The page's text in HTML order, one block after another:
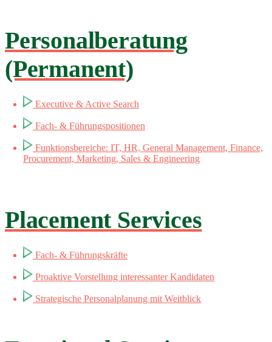
Personalberatung
(Permanent)
Executive & Active Search
Fach- & Führungspositionen
Funktionsbereiche: IT, HR, General Management, Finance,
Procurement, Marketing, Sales & Engineering
Placement Services
Fach- & Führungskräfte
Proaktive Vorstellung interessanter Kandidaten
Strategische Personalplanung mit Weitblick